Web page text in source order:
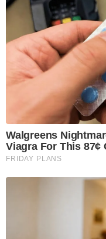
Walgreens
Viagra For This 87¢
FRIDAY PLANS